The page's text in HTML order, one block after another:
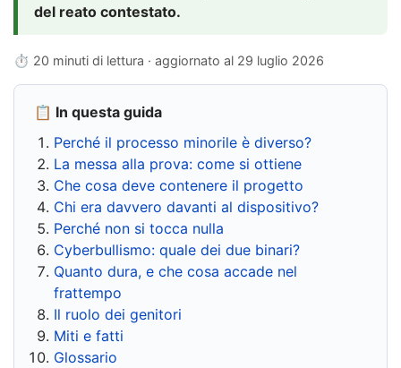
del reato contestato.
⏱ 20 minuti di lettura · aggiornato al 29 luglio 2026
📋 In questa guida
Perché il processo minorile è diverso?
La messa alla prova: come si ottiene
Che cosa deve contenere il progetto
Chi era davvero davanti al dispositivo?
Perché non si tocca nulla
Cyberbullismo: quale dei due binari?
Quanto dura, e che cosa accade nel
frattempo
Il ruolo dei genitori
Miti e fatti
Glossario